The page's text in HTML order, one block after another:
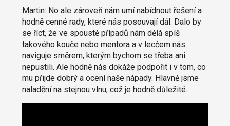
Martin: No ale zároveň nám umí nabídnout řešení a
hodně cenné rady, které nás posouvají dál. Dalo by
se říct, že ve spoustě případů nám dělá spíš
takového kouče nebo mentora a v lecčem nás
naviguje směrem, kterým bychom se třeba ani
nepustili. Ale hodně nás dokáže podpořit i v tom, co
mu přijde dobrý a ocení naše nápady. Hlavně jsme
naladění na stejnou vlnu, což je hodně důležité.